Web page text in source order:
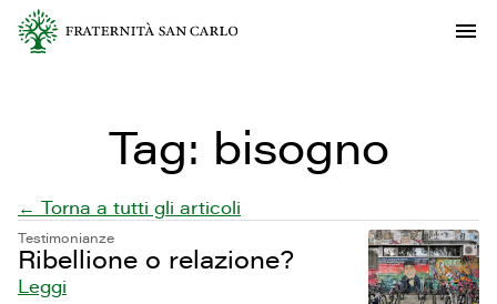
Tag: bisogno
← Torna a tutti gli articoli
Testimonianze
Ribellione o relazione?
Leggi